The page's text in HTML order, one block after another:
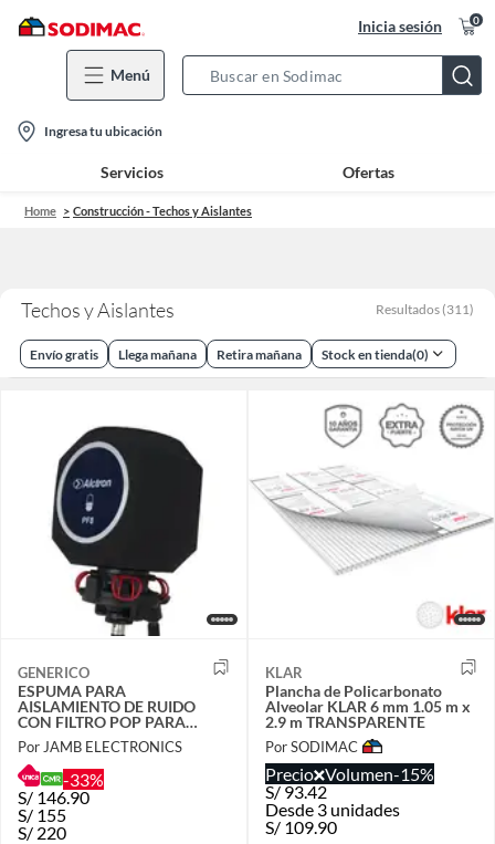
Inicia sesión 0
Menú
Bar
location-
icon
Ingresa tu ubicación
Servicios Ofertas
Home Construcción - Techos y Aislantes
Techos y Aislantes Resultados (311)
Envío gratis Llega mañana Retira mañana Stock en tienda(0)
GENERICO
ESPUMA PARA
AISLAMIENTO DE RUIDO
CON FILTRO POP PARA
MICROFONO
Por JAMB ELECTRONICS
-33%
S/ 146.90
S/ 155
S/ 220
KLAR
Plancha de Policarbonato
Alveolar KLAR 6 mm 1.05 m x
2.9 m TRANSPARENTE
Por SODIMAC
Precio Volumen-15%
S/93.42
Desde 3 unidades
S/ 109.90